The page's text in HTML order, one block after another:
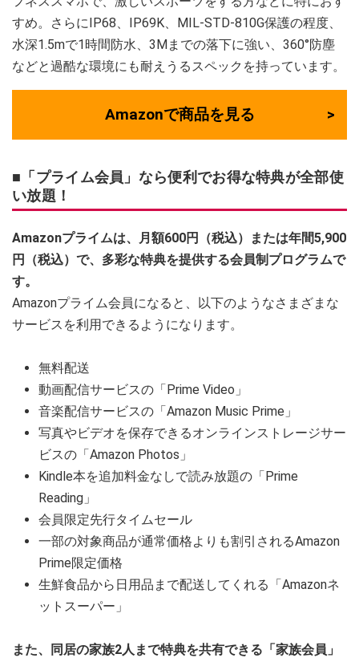
すめ。さらにIP68、IP69K、MIL-STD-810G保護の程度、
水深1.5mで1時間防水、3Mまでの落下に強い、360°防塵
などと過酷な環境にも耐えうるスペックを持っています。
Amazonで商品を見る
■「プライム会員」なら便利でお得な特典が全部使
い放題！
Amazonプライムは、月額600円（税込）または年間5,900
円（税込）で、多彩な特典を提供する会員制プログラムで
す。
Amazonプライム会員になると、以下のようなさまざまな
サービスを利用できるようになります。
無料配送
動画配信サービスの「Prime Video」
音楽配信サービスの「Amazon Music Prime」
写真やビデオを保存できるオンラインストレージサー
ビスの「Amazon Photos」
Kindle本を追加料金なしで読み放題の「Prime
Reading」
会員限定先行タイムセール
一部の対象商品が通常価格よりも割引されるAmazon
Prime限定価格
生鮮食品から日用品まで配送してくれる「Amazonネ
ットスーパー」
また、同居の家族2人まで特典を共有できる「家族会員」